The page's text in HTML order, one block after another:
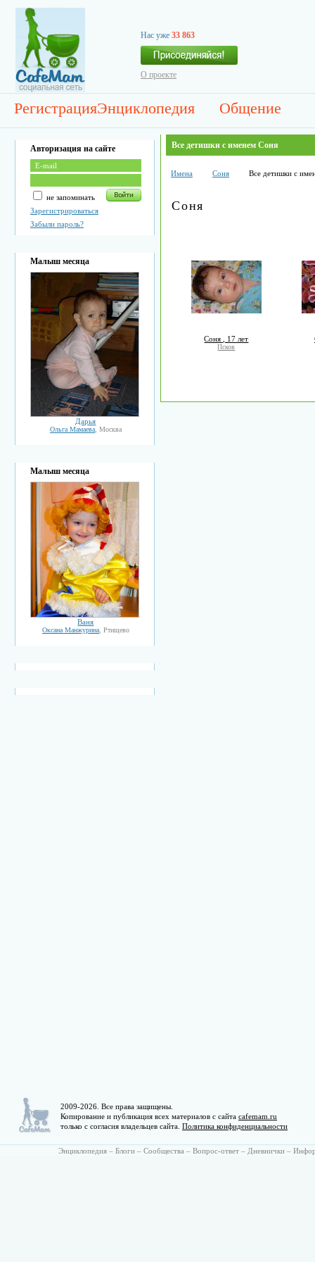
Нас уже 33 863
О проекте
РегистрацияЭнциклопедия Общение
Авторизация на сайте
не запоминать
Зарегистрироваться
Забыли пароль?
Малыш месяца
Дарья
Ольга Мамаева , Москва
Малыш месяца
Ваня
Оксана Манжурина, Ртищево
Все детишки с именем Соня
Имена Соня Все детишки с
Соня
Соня , 17 лет
Псков
2009-2026. Все права защищены.
Копирование и публикация всех материалов с сайта cafemam.ru
только с согласия владельцев сайта. Политика конфиденциальности
Энциклопедия – Блоги – Сообщества – Вопрос-ответ – Дневнички –